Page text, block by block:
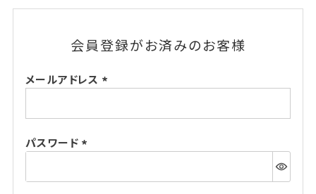
会員登録がお済みのお客様
メールアドレス
須)
パスワード
須)